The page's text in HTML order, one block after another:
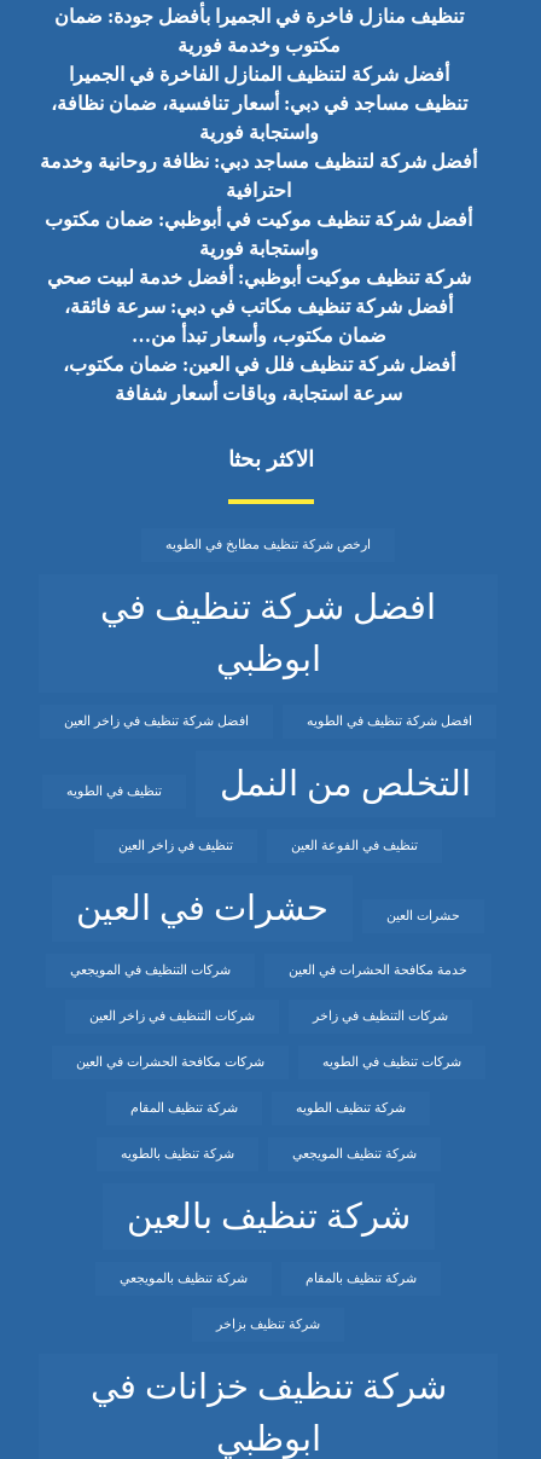
تنظيف منازل فاخرة في الجميرا بأفضل جودة: ضمان
مكتوب وخدمة فورية
أفضل شركة لتنظيف المنازل الفاخرة في الجميرا
تنظيف مساجد في دبي: أسعار تنافسية، ضمان نظافة،
واستجابة فورية
أفضل شركة لتنظيف مساجد دبي: نظافة روحانية وخدمة
احترافية
أفضل شركة تنظيف موكيت في أبوظبي: ضمان مكتوب
واستجابة فورية
شركة تنظيف موكيت أبوظبي: أفضل خدمة لبيت صحي
أفضل شركة تنظيف مكاتب في دبي: سرعة فائقة،
ضمان مكتوب، وأسعار تبدأ من…
أفضل شركة تنظيف فلل في العين: ضمان مكتوب،
سرعة استجابة، وباقات أسعار شفافة
الاكثر بحثا
ارخص شركة تنظيف مطابخ في الطويه
افضل شركة تنظيف في
ابوظبي
افضل شركة تنظيف في الطويه افضل شركة تنظيف في زاخر العين
التخلص من النمل تنظيف في الطويه
تنظيف في الفوعة العين تنظيف في زاخر العين
حشرات العين حشرات في العين
خدمة مكافحة الحشرات في العين شركات التنظيف في المويجعي
شركات التنظيف في زاخر شركات التنظيف في زاخر العين
شركات تنظيف في الطويه شركات مكافحة الحشرات في العين
شركة تنظيف الطويه شركة تنظيف المقام
شركة تنظيف المويجعي شركة تنظيف بالطويه
شركة تنظيف بالعين
شركة تنظيف بالمقام شركة تنظيف بالمويجعي
شركة تنظيف بزاخر
شركة تنظيف خزانات في
ابوظبي